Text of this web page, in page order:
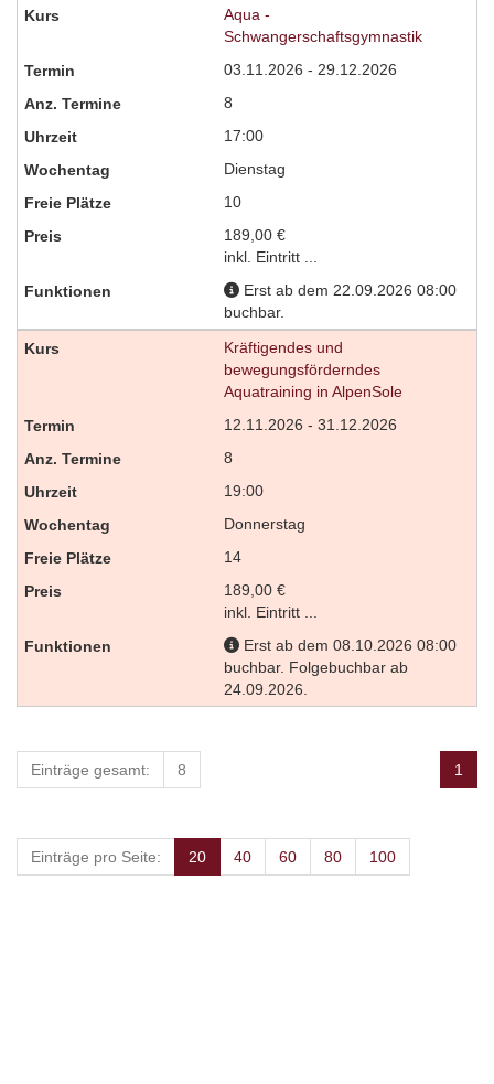
Aqua -
Schwangerschaftsgymnastik
03.11.2026 - 29.12.2026
8
17:00
Dienstag
10
189,00 €
inkl. Eintritt ...
Erst ab dem 22.09.2026 08:00
buchbar.
Kräftigendes und
bewegungsförderndes
Aquatraining in AlpenSole
12.11.2026 - 31.12.2026
8
19:00
Donnerstag
14
189,00 €
inkl. Eintritt ...
Erst ab dem 08.10.2026 08:00
buchbar. Folgebuchbar ab
24.09.2026.
1
Einträge gesamt: 8
Einträge pro Seite: 20 40 60 80 100